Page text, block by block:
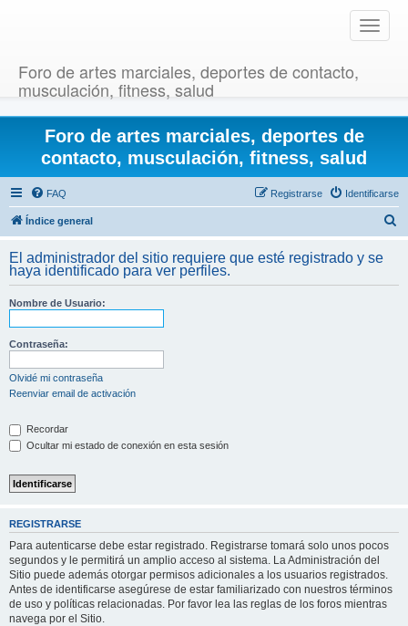
T
o
e
v
i
g
i
o
Foro de artes marciales, deportes de contacto,
musculación, fitness, salud
Foro de artes marciales, deportes de
contacto, musculación, fitness, salud
FAQ Identificarse
Registrarse
Índice general
c
El administrador del sitio requiere que esté registrado y se
haya identificado para ver perfiles.
Nombre de Usuario:
Contraseña:
Olvidé mi contraseña
Reenviar email de activación
Recordar
Ocultar mi estado de conexión en esta sesión
REGISTRARSE
Para autenticarse debe estar registrado. Registrarse tomará solo unos pocos
segundos y le permitirá un amplio acceso al sistema. La Administración del
Sitio puede además otorgar permisos adicionales a los usuarios registrados.
Antes de identificarse asegúrese de estar familiarizado con nuestros términos
de uso y políticas relacionadas. Por favor lea las reglas de los foros mientras
navega por el Sitio.